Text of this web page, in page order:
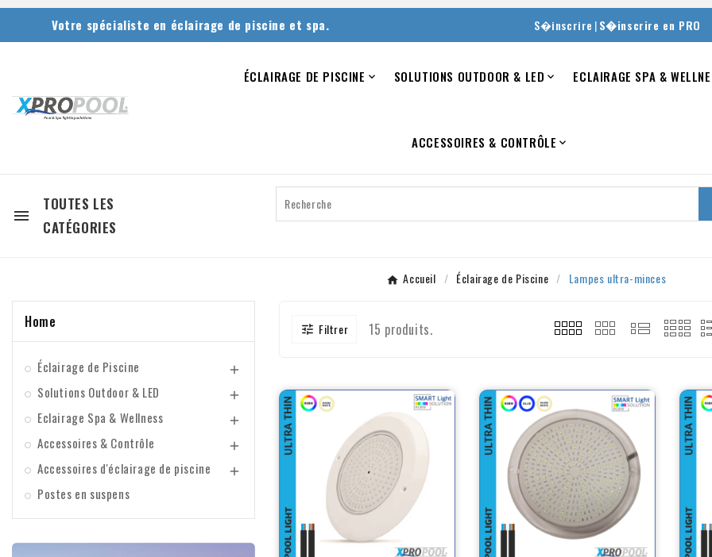
Votre spécialiste en éclairage de piscine et spa. S�inscrire |S�inscrire en PRO
ÉCLAIRAGE DE PISCINE  SOLUTIONS OUTDOOR & LED  ECLAIRAGE SPA &
ACCESSOIRES & CONTRÔLE 

TOUTES LES
CATÉGORIES
Accueil Éclairage de Piscine Lampes ultra-minces
Home
Éclairage de Piscine 
Solutions Outdoor & LED 
Eclairage Spa & Wellness 
Accessoires & Contrôle 
Accessoires d'éclairage de piscine 
Postes en suspens
 Filtrer 15 produits.